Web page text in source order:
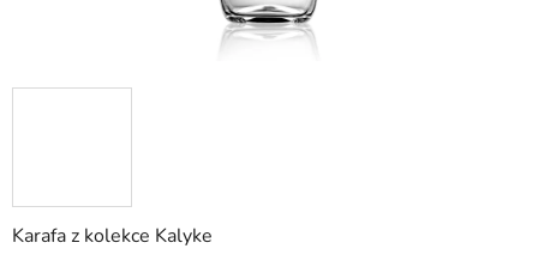
Karafa z kolekce Kalyke